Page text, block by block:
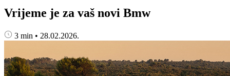
Vrijeme je za vaš novi Bmw
3 min • 28.02.2026.